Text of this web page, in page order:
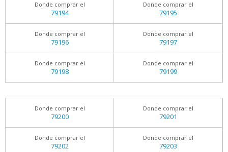
Donde comprar el
79194
Donde comprar el
79195
Donde comprar el
79196
Donde comprar el
79197
Donde comprar el
79198
Donde comprar el
79199
Donde comprar el
79200
Donde comprar el
79201
Donde comprar el
79202
Donde comprar el
79203